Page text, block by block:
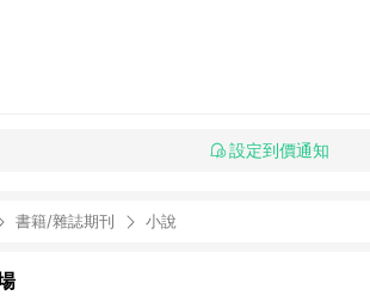
設定到價通知
書籍/雜誌期刊 小說